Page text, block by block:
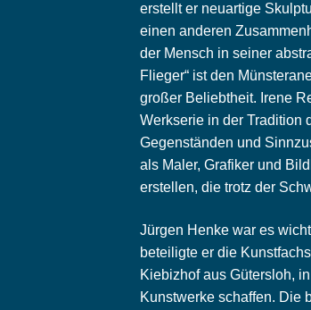
erstellt er neuartige
einen anderen
der Mensch in seiner
Flieger“ ist den
großer Beliebtheit. Irene
Werkserie in der Tradition
Gegenständen und
als Maler, Grafiker und
erstellen, die trotz der
Jürgen Henke war es
beteiligte er die
Kiebizhof aus Gütersloh,
Kunstwerke schaffen. Die